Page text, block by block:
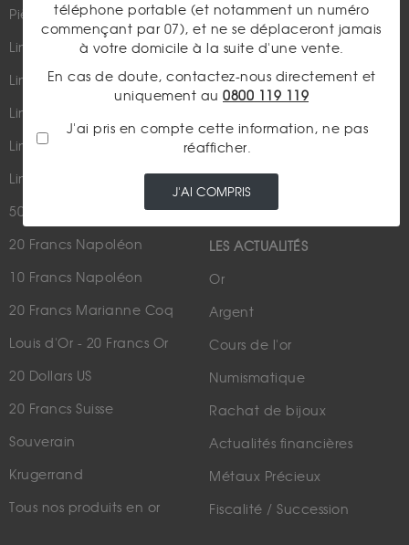
Pièces d'or d'investissement
Lingots et lingotins
Lingot 1Kg Or
Lingot 100g Or
Lingotin 1 Once Or
Lingotin 1g Or
50 Pesos Or
20 Francs Napoléon
10 Francs Napoléon
20 Francs Marianne Coq
Louis d'Or - 20 Francs Or
20 Dollars US
20 Francs Suisse
Souverain
Krugerrand
Tous nos produits en or
Parutions dans les médias
Qui sommes-nous ?
Nous contacter
LES ACTUALITÉS
Or
Argent
Cours de l'or
Numismatique
Rachat de bijoux
Actualités financières
Métaux Précieux
Fiscalité / Succession
téléphone portable (et notamment un numéro
commençant par 07), et ne se déplaceront jamais
à votre domicile à la suite d'une vente.
En cas de doute, contactez-nous directement et
uniquement au 0800 119 119
J'ai pris en compte cette information, ne pas
réafficher.
J'AI COMPRIS